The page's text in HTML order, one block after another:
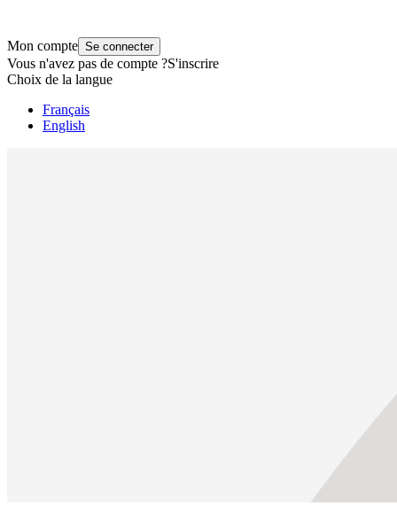
Mon compte Se connecter
Vous n'avez pas de compte ?S'inscrire
Choix de la langue
Français
English